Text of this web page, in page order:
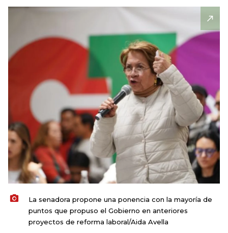
La senadora propone una ponencia con la mayoría de
puntos que propuso el Gobierno en anteriores
proyectos de reforma laboral/Aida Avella